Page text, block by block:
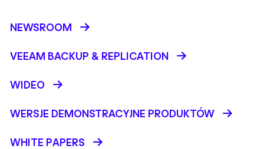
NEWSROOM
VEEAM BACKUP &REPLICATION
WIDEO
WERSJE DEMONSTRACYJNE PRODUKTÓW
WHITE PAPERS